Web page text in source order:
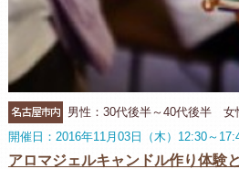
名古屋市内
男性：30代後半～40代後半
開催日：2016年11月03日（木）12:30
アロマジェルキャンドル作り体験